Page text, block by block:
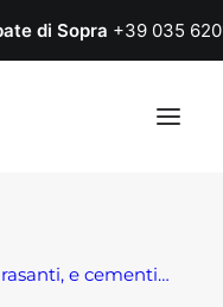
di Sopra +39 035
e cementi…